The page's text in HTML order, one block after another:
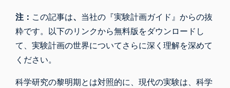
注： この記事は、 当社の『実験計画ガイド』からの抜
粋です。以下のリンクから無料版をダウンロードし
て、実験計画の世界についてさらに深く理解を深めて
ください。
科学研究の黎明期とは対照的に、現代の実験は、科学